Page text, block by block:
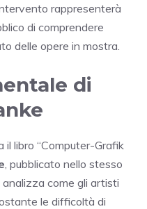
rappresenterà
di comprendere
delle opere in mostra.
di
libro “Computer-Grafik
, pubblicato nello stesso
come gli artisti
le difficoltà di